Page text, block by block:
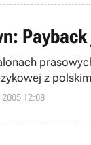
jest gra Terrorist
z polskim
Rosji.
12:08